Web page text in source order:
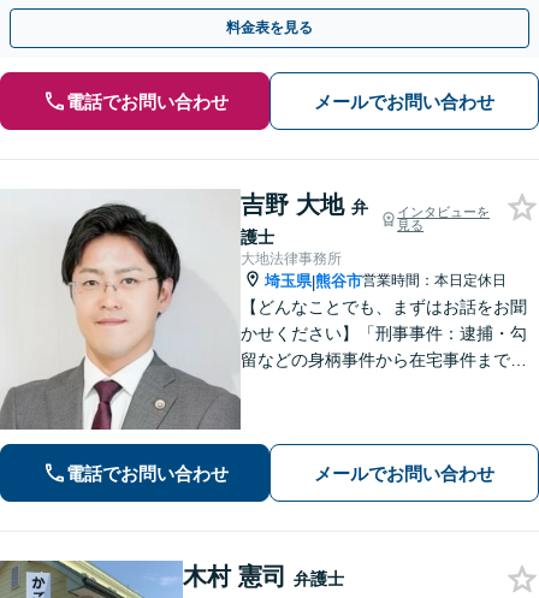
業さまも、ぜひご相談ください」【休日・夜間相談可】
料金表を見る
電話でお問い合わせ メールでお問い合わせ
吉野 大地 弁
護士
インタビューを
見る
大地法律事務所
埼玉県|熊谷市営業時間：本日定休日
【どんなことでも、まずはお話をお聞
かせください】「刑事事件：逮捕・勾
留などの身柄事件から在宅事件まで、
電話でお問い合わせ メールでお問い合わせ
木村 憲司 弁護士